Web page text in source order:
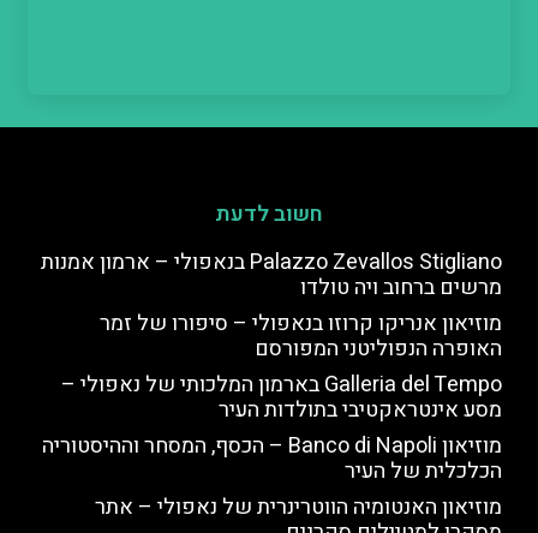
חשוב לדעת
Palazzo Zevallos Stigliano בנאפולי – ארמון אמנות
מרשים ברחוב ויה טולדו
מוזיאון אנריקו קרוזו בנאפולי – סיפורו של זמר
האופרה הנפוליטני המפורסם
Galleria del Tempo בארמון המלכותי של נאפולי –
מסע אינטראקטיבי בתולדות העיר
מוזיאון Banco di Napoli – הכסף, המסחר וההיסטוריה
הכלכלית של העיר
מוזיאון האנטומיה הווטרינרית של נאפולי – אתר